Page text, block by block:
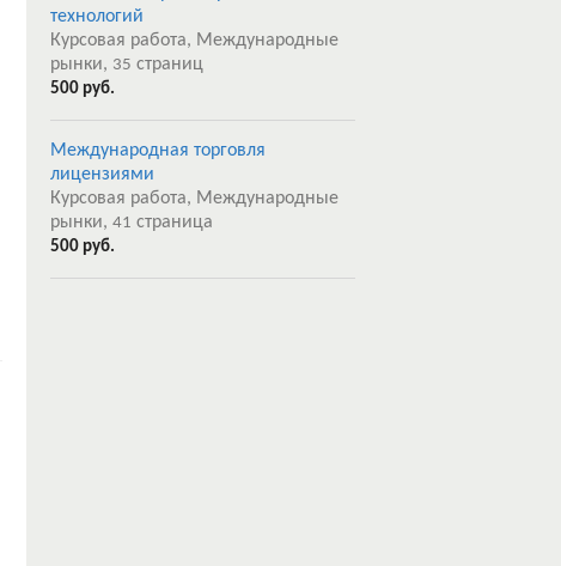
технологий
Курсовая работа, Международные
рынки, 35 страниц
500 руб.
Международная торговля
лицензиями
Курсовая работа, Международные
рынки, 41 страница
500 руб.